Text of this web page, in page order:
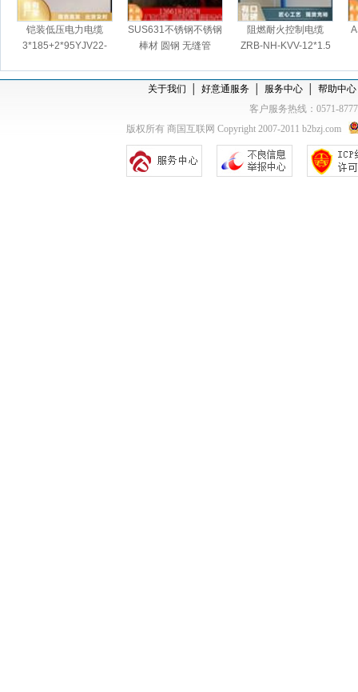
铠装低压电力电缆
3*185+2*95YJV22-
SUS631不锈钢不锈钢
棒材 圆钢 无缝管
阻燃耐火控制电缆
ZRB-NH-KVV-12*1.5
关于我们 好意通服务 服务中心
帮助中心
客户服务热线：0571-
版权所有 商国互联网 Copyright 2007-2011 b2bzj.com